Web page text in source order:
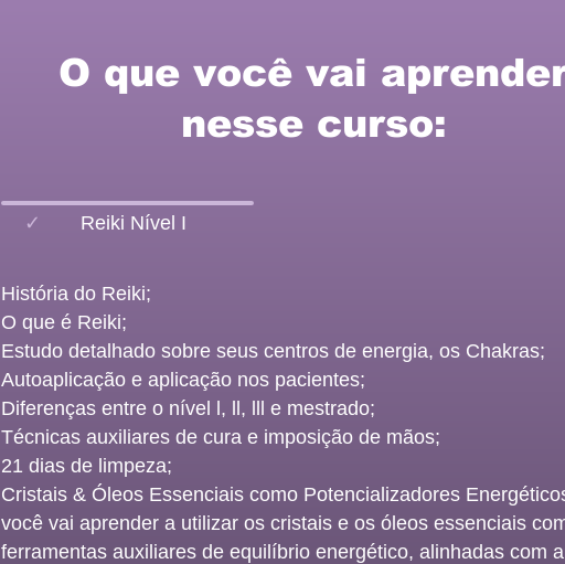
O que você vai
nesse curso:
Reiki Nível I
✓
História do Reiki;
O que é Reiki;
Estudo detalhado sobre seus centros de energia, os Chakras;
Autoaplicação e aplicação nos pacientes;
Diferenças entre o nível l, ll, lll e mestrado;
Técnicas auxiliares de cura e imposição de mãos;
21 dias de limpeza;
Cristais & Óleos Essenciais como Potencializadores
você vai aprender a utilizar os cristais e os óleos essenciais
ferramentas auxiliares de equilíbrio energético, alinhadas com a